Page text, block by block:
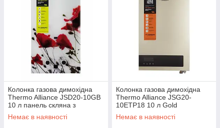
Колонка газова димохідна
Thermo Alliance JSD20-10GB
10 л панель скляна з
малюнком квіти
Немає в наявності
Колонка газова димохідна
Thermo Alliance JSG20-
10ETP18 10 л Gold
Немає в наявності